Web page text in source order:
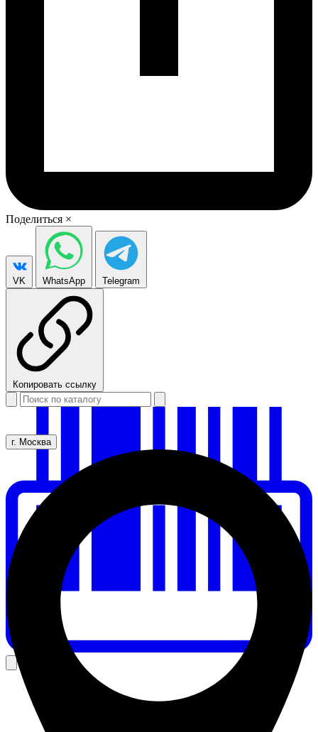
Поделиться ×
VK WhatsApp Telegram
Копировать ссылку